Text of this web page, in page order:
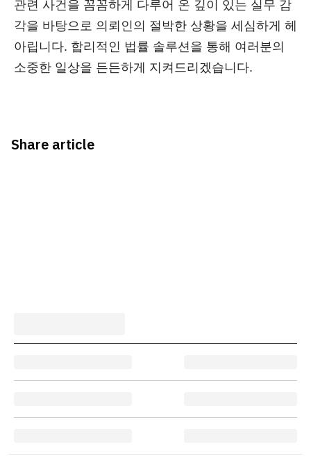
관련 사건을 꼼꼼하게 다루어 온 깊이 있는 실무 감
각을 바탕으로 의뢰인의 절박한 상황을 세심하게 헤
아립니다. 합리적인 법률 솔루션을 통해 여러분의
소중한 일상을 든든하게 지켜드리겠습니다.
Share article